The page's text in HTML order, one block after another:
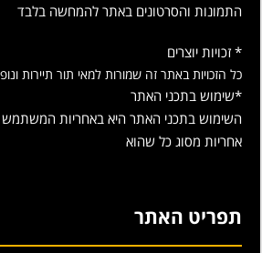
התמונות והסרטונים באתר להמחשה בלבד
* זכויות יוצרים
כל הזכויות באתר זה שמורות למאי תור תיירות
*שימוש בתכני האתר
השימוש בתכני האתר היא באחריות המשתמש
אחריות מסוג כל שהוא
תפריט האתר